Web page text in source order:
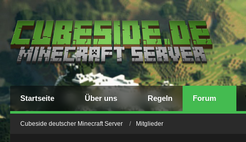
Startseite Über uns Regeln Forum
Cubeside deutscher Minecraft Server Mitglieder